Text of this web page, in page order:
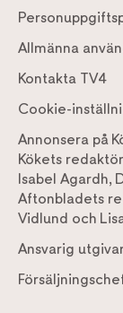
Allmänna
Kontakta TV4
Cookie-
Annonsera på
Kökets
Isabel Agardh,
Aftonbladets
Vidlund och
Ansvarig